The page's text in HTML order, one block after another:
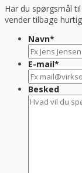
Har du spørgsmål
vender tilbage
Navn*
E-mail*
Besked